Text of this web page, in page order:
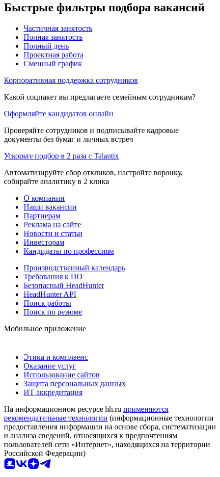
Быстрые фильтры подбора вакансий
Частичная занятость
Полная занятость
Полный день
Проектная работа
Сменный график
Корпоративная поддержка сотрудников
Какой соцпакет вы предлагаете семейным сотрудникам?
Оформляйте кандидатов онлайн
Проверяйте сотрудников и подписывайте кадровые
документы без бумаг и личных встреч
Ускорьте подбор в 2 раза с Talantix
Автоматизируйте сбор откликов, настройте воронку,
собирайте аналитику в 2 клика
О компании
Наши вакансии
Партнерам
Реклама на сайте
Новости и статьи
Инвесторам
Кандидаты по профессиям
Производственный календарь
Требования к ПО
Безопасный HeadHunter
HeadHunter API
Поиск работы
Поиск по резюме
Мобильное приложение
Этика и комплаенс
Оказание услуг
Использование сайтов
Защита персональных данных
ИТ аккредитация
На информационном ресурсе hh.ru применяются
рекомендательные технологии (информационные технологии
предоставления информации на основе сбора, систематизации
и анализа сведений, относящихся к предпочтениям
пользователей сети «Интернет», находящихся на территории
Российской Федерации)